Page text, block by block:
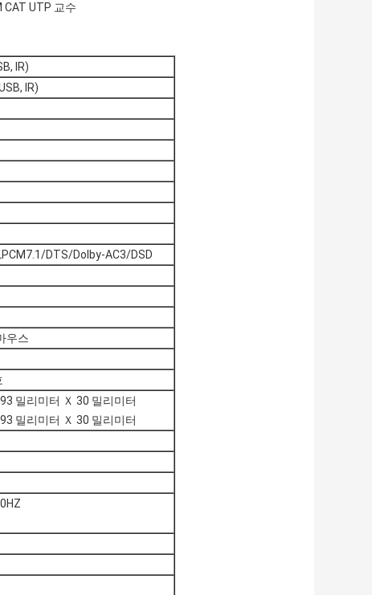
CAT UTP 교수
IR)
IR)
DTS/Dolby-AC3/DSD
우스
밀리미터 Ｘ 30 밀리미터
밀리미터 Ｘ 30 밀리미터